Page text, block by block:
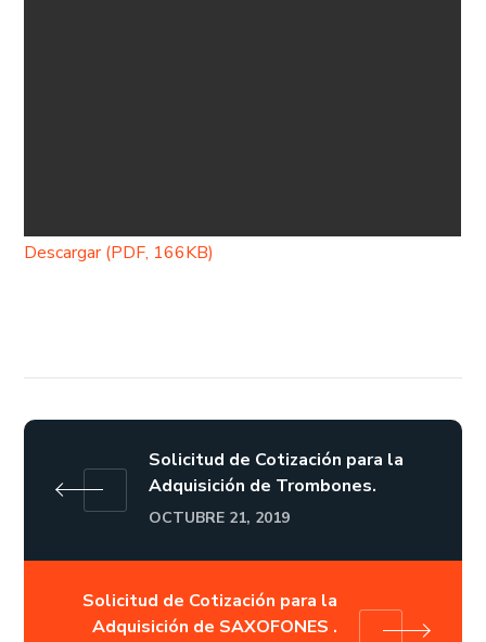
Descargar (PDF, 166KB)
Solicitud de Cotización para la
Adquisición de Trombones.
OCTUBRE 21, 2019
Solicitud de Cotización para la
Adquisición de SAXOFONES .